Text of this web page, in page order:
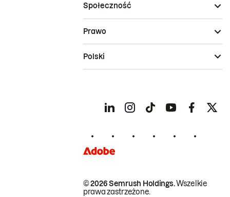
Społeczność
© 2026 Semrush Holdings.Wszelkie
prawa zastrzeżone.
Prawo
Polski